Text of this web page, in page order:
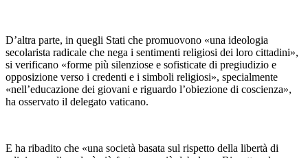
D’altra parte, in quegli Stati che promuovono «una ideologia
secolarista radicale che nega i sentimenti religiosi dei loro cittadini»,
si verificano «forme più silenziose e sofisticate di pregiudizio e
opposizione verso i credenti e i simboli religiosi», specialmente
«nell’educazione dei giovani e riguardo l’obiezione di coscienza»,
ha osservato il delegato vaticano.
E ha ribadito che «una società basata sul rispetto della libertà di